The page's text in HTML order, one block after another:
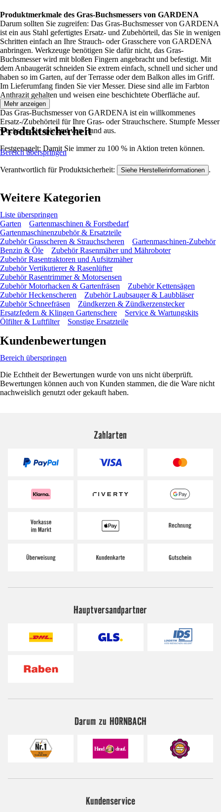
Produktmerkmale des Gras-Buchsmessers von GARDENA
Darum sollten Sie zugreifen: Das Gras-Buchsmesser von GARDENA
ist ein aus Stahl gefertigtes Ersatz- und Zubehörteil, das Sie in wenigen
Schritten einfach an Ihre Strauch- oder Grasschere von GARDENA
anbringen. Werkzeuge benötigen Sie dafür nicht, das Gras-
Buchsmesser wird mit bloßen Fingern angebracht und befestigt. Mit
dem Anbaugerät schneiden Sie extrem einfach, schnell und sicher und
haben so im Garten, auf der Terrasse oder dem Balkon alles im Griff.
Im Lieferumfang finden Sie vier Messer. Diese sind alle im Farbton
Anthrazit gehalten und weisen eine beschichtete Oberfläche auf.
Das Gras-Buchsmesser von GARDENA ist ein willkommenes
Ersatz-/Zubehörteil für Ihre Gras- oder Strauchschere. Stumpfe Messer
wechseln Sie spielend von Hand aus.
Festgenagelt: Damit Sie immer zu 100 % in Aktion treten können.
Mehr anzeigen
Produktsicherheit
Bereich überspringen
Verantwortlich für Produktsicherheit: Siehe Herstellerinformationen .
Weitere Kategorien
Liste überspringen
Garten
Gartenmaschinen & Forstbedarf
Gartenmaschinenzubehör & Ersatzteile
Zubehör Grasscheren & Strauchscheren
Gartenmaschinen-Zubehör
Benzin & Öle
Zubehör Rasenmäher und Mähroboter
Zubehör Rasentraktoren und Aufsitzmäher
Zubehör Vertikutierer & Rasenlüfter
Zubehör Rasentrimmer & Motorsensen
Zubehör Motorhacken & Gartenfräsen
Zubehör Kettensägen
Zubehör Heckenscheren
Zubehör Laubsauger & Laubbläser
Zubehör Schneefräsen
Zündkerzen & Zündkerzenstecker
Ersatzfedern & Klingen Gartenschere
Service & Wartungskits
Ölfilter & Luftfilter
Sonstige Ersatzteile
Kundenbewertungen
Bereich überspringen
Die Echtheit der Bewertungen wurde von uns nicht überprüft.
Bewertungen können auch von Kunden stammen, die die Ware nicht
nachweislich genutzt oder gekauft haben.
Zahlarten
Hauptversandpartner
Darum zu HORNBACH
Kundenservice